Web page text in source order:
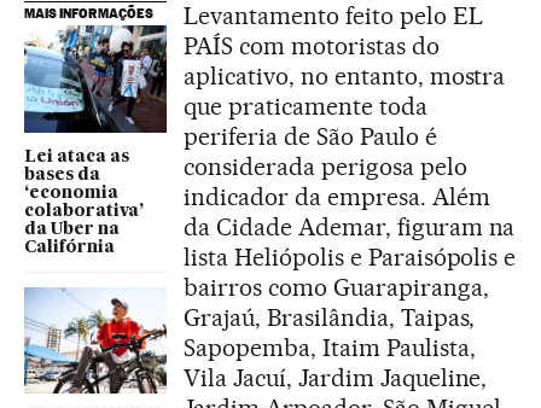
MAIS INFORMAÇÕES
Lei ataca as
bases da
‘economia
colaborativa’
da Uber na
Califórnia
Levantamento feito pelo EL
PAÍS com motoristas do
aplicativo, no entanto, mostra
que praticamente toda
periferia de São Paulo é
considerada perigosa pelo
indicador da empresa. Além
da Cidade Ademar, figuram na
lista Heliópolis e Paraisópolis e
bairros como Guarapiranga,
Grajaú, Brasilândia, Taipas,
Sapopemba, Itaim Paulista,
Vila Jacuí, Jardim Jaqueline,